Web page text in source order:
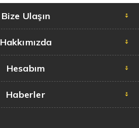
Bize Ulaşın
Hakkımızda
Hesabım
Haberler